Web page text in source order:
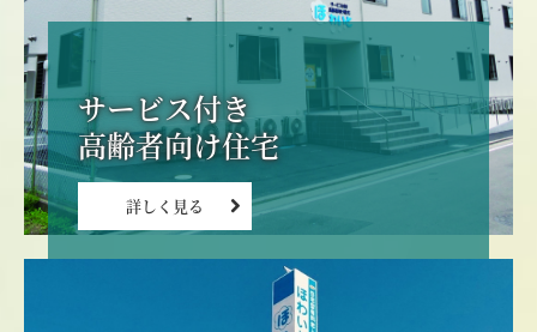
サービス付き
高齢者向け住宅
詳しく見る